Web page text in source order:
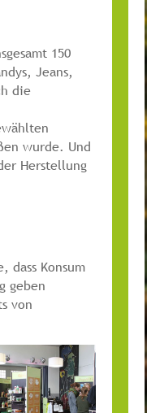
150
Jeans,
die
wurde. Und
Herstellung
dass Konsum
geben
von